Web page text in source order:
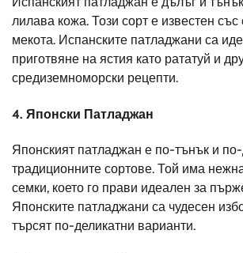
лилава кожа. Този сорт е известен със
мекота. Испанските патладжани са
приготвяне на ястия като рататуй и
средиземноморски рецепти.
4. Японски Патладжан
Японският патладжан е по-тънък и
традиционните сортове. Той има
семки, което го прави идеален за
Японските патладжани са чудесен
търсят по-деликатни варианти.